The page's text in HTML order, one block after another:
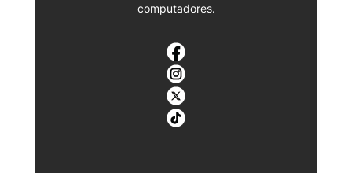
computadores.